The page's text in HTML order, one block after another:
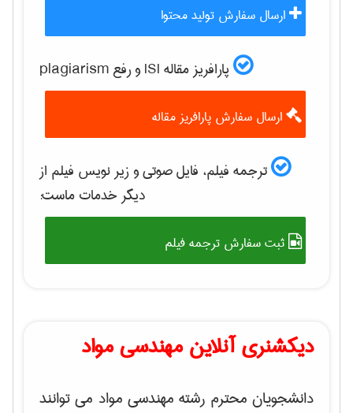
ارسال سفارش تولید محتوا
پارافریز مقاله ISI و رفع plagiarism
ارسال سفارش پارافریز مقاله
ترجمه فیلم، فایل صوتی و زیر نویس فیلم از
دیگر خدمات ماست:
ثبت سفارش ترجمه فیلم
دیکشنری آنلاین مهندسی مواد
دانشجویان محترم رشته مهندسی مواد می توانند